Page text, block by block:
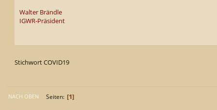
Walter Brändle
IGWR-Präsident
Stichwort COVID19
NACH OBEN Seiten 1